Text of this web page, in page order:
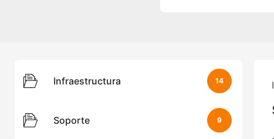
Infraestructura 14
Soporte 9